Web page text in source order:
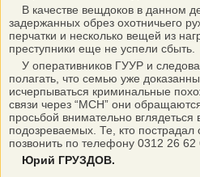
В качестве вещдоков в данном
задержанных обрез охотничьего
перчатки и несколько вещей из
преступники еще не успели сбыть.
У оперативников ГУУР и
полагать, что семью уже
исчерпываться криминальные
связи через “МСН” они
просьбой внимательно
подозреваемых. Те, кто пострадал
позвонить по телефону 0312 26 62
Юрий ГРУЗДОВ.